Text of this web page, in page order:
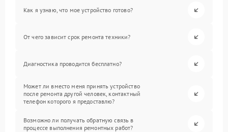
Как я узнаю, что мое устройство готово?
От чего зависит срок ремонта техники?
Диагностика проводится бесплатно?
Может ли вместо меня принять устройство
после ремонта другой человек, контактный
телефон которого я предоставлю?
Возможно ли получать обратную связь в
процессе выполнения ремонтных работ?